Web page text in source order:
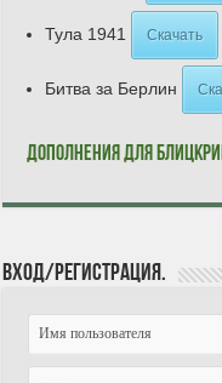
Тула 1941 Скачать
Битва за Берлин
Дополнения для
Вход/Регистрация.